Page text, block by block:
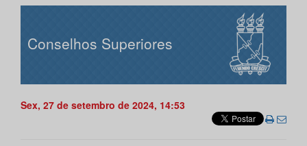
Conselhos Superiores
Sex, 27 de setembro de 2024, 14:53